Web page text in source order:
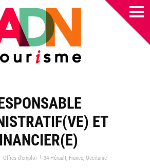
ET
Offres d’emploi | 34-Hérault, France, Occitanie